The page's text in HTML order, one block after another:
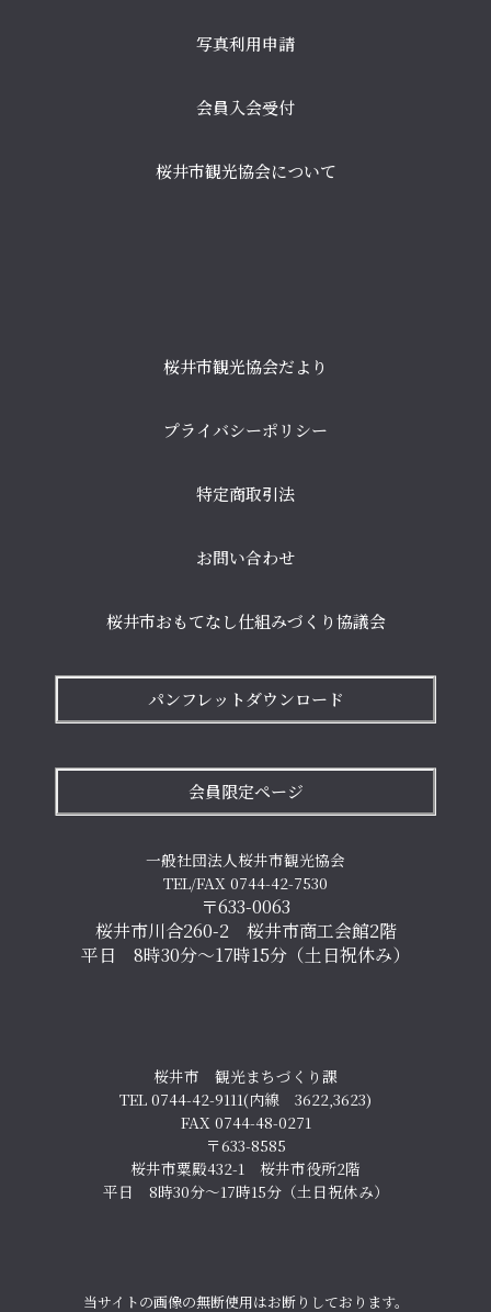
写真利用申請
会員入会受付
桜井市観光協会について
桜井市観光協会だより
プライバシーポリシー
特定商取引法
お問い合わせ
桜井市おもてなし仕組みづくり協議会
パンフレットダウンロード
会員限定ページ
一般社団法人桜井市観光協会
TEL/FAX 0744-42-7530
〒633-0063
桜井市川合260-2 桜井市商工会館2階
平日 8時30分～17時15分（土日祝休み）
桜井市 観光まちづくり課
TEL 0744-42-9111(内線 3622,3623)
FAX 0744-48-0271
〒633-8585
桜井市粟殿432-1 桜井市役所2階
平日 8時30分～17時15分（土日祝休み）
当サイトの画像の無断使用はお断りしております。